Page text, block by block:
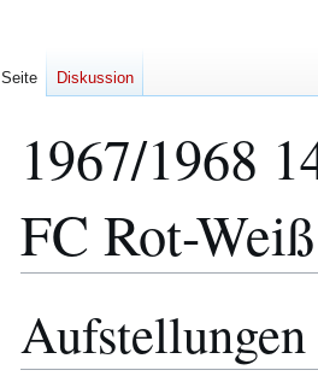
1967/1968
FC Rot-
Navigation
Suche
Aufstellungen
Seite Diskussion